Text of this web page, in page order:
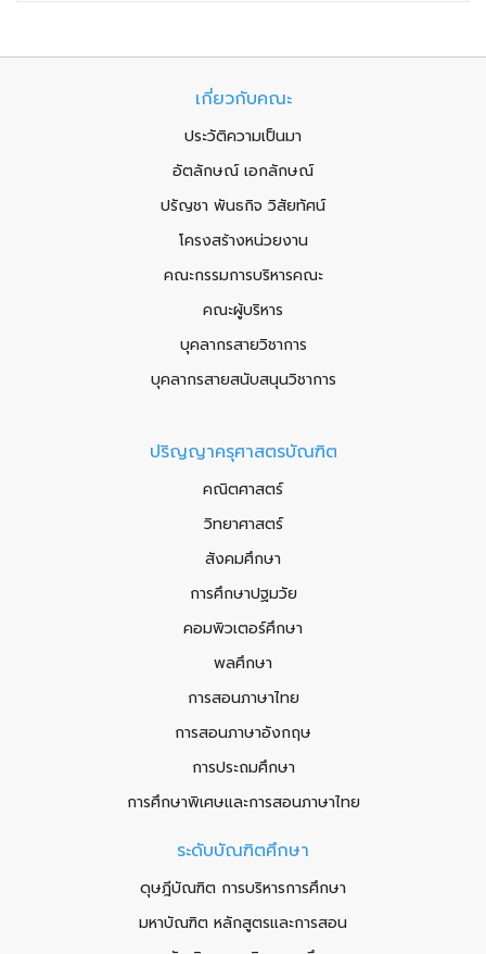
เกี่ยวกับคณะ
ประวัติความเป็นมา
อัตลักษณ์ เอกลักษณ์
ปรัญชา พันธกิจ วิสัยทัศน์
โครงสร้างหน่วยงาน
คณะกรรมการบริหารคณะ
คณะผู้บริหาร
บุคลากรสายวิชาการ
บุคลากรสายสนับสนุนวิชาการ
ปริญญาครุศาสตรบัณฑิต
คณิตศาสตร์
วิทยาศาสตร์
สังคมศึกษา
การศึกษาปฐมวัย
คอมพิวเตอร์ศึกษา
พลศึกษา
การสอนภาษาไทย
การสอนภาษาอังกฤษ
การประถมศึกษา
การศึกษาพิเศษและการสอนภาษาไทย
ระดับบัณฑิตศึกษา
ดุษฎีบัณฑิต การบริหารการศึกษา
มหาบัณฑิต หลักสูตรและการสอน